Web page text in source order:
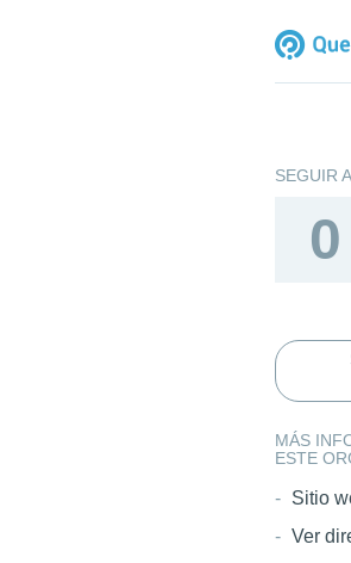
SEGUIR
0
MÁS
ESTE
Sitio
Ver